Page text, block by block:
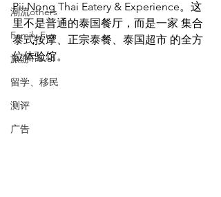
潮流others
Family Fun
旅游Travel
留学、移民
测评
广告
Pii Nong Thai Eatery & Experience。这
里不是普通的泰国餐厅，而是一家 集合
泰式按摩、正宗泰餐、泰国超市 的全方
位体验馆。